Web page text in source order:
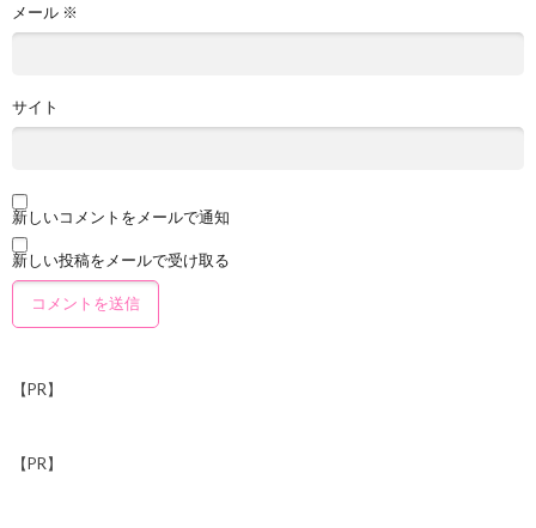
メール ※
サイト
新しいコメントをメールで通知
新しい投稿をメールで受け取る
【PR】
【PR】